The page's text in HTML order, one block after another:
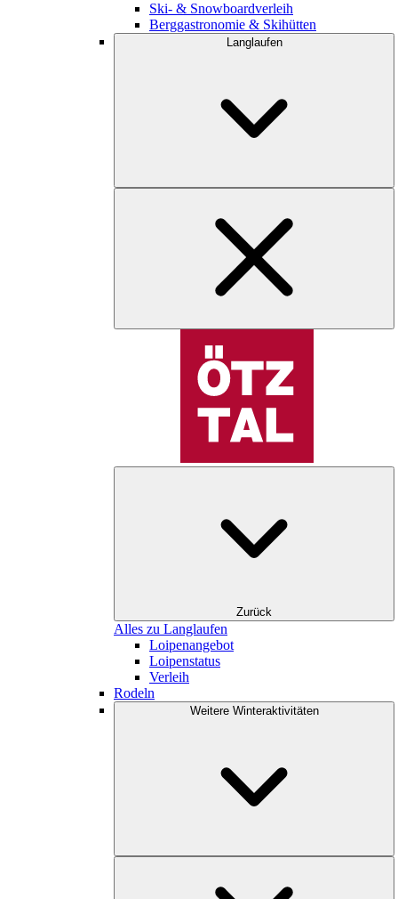
Ski- & Snowboardverleih
Berggastronomie & Skihütten
Langlaufen
Zurück
Alles zu Langlaufen
Loipenangebot
Loipenstatus
Verleih
Rodeln
Weitere Winteraktivitäten